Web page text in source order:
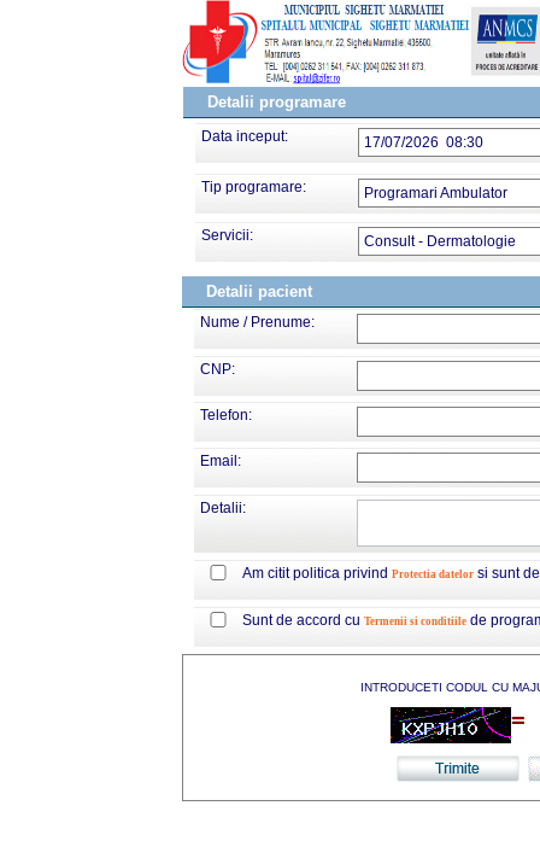
Detalii programare
Data inceput: 17/07/2026 08:30
Tip programare: Programari Ambulator
Servicii: Consult - Dermatologie
Detalii pacient
Nume / Prenume:
CNP:
Telefon:
Email:
Detalii:
Am citit politica privind Protectia datelor si sunt
Sunt de accord cu Termenii si conditiile de
INTRODUCETI CODUL CU
=